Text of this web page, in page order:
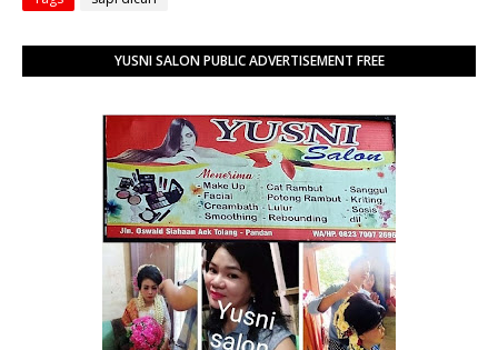
YUSNI SALON PUBLIC ADVERTISEMENT FREE